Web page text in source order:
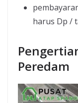
harus Dp /
Peredam